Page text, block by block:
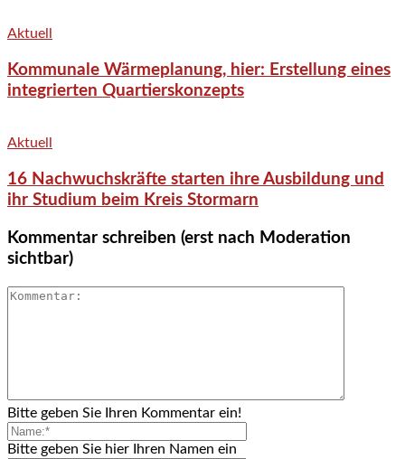
Aktuell
Kommunale Wärmeplanung, hier: Erstellung eines
integrierten Quartierskonzepts
Aktuell
16 Nachwuchskräfte starten ihre Ausbildung und
ihr Studium beim Kreis Stormarn
Kommentar schreiben (erst nach Moderation
sichtbar)
Bitte geben Sie Ihren Kommentar ein!
Bitte geben Sie hier Ihren Namen ein